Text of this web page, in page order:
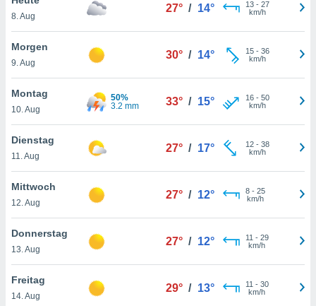
oder
Partner
es uns
das
der
Profil zu
Ihnen
finden
. Sie
jederzeit
Rand
8. Aug
27° / 14° 13- 27
km/h
Morgen
9. Aug
30° / 14° 15- 36
km/h
Montag
10. Aug
50%
3.2 mm
33° / 15° 16- 50
km/h
Dienstag
11. Aug
27° / 17° 12- 38
km/h
Mittwoch
12. Aug
27° / 12° 8- 25
km/h
Donnerstag
13. Aug
27° / 12° 11 - 29
km/h
Freitag
14. Aug
29° / 13° 11 - 30
km/h